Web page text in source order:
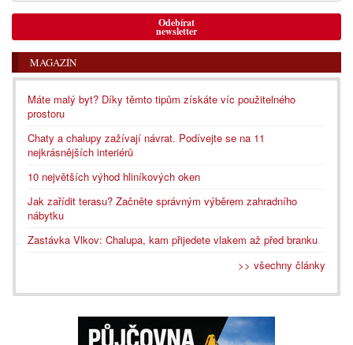
Odebírat
newsletter
MAGAZÍN
Máte malý byt? Díky těmto tipům získáte víc použitelného
prostoru
Chaty a chalupy zažívají návrat. Podívejte se na 11
nejkrásnějších interiérů
10 největších výhod hliníkových oken
Jak zařídit terasu? Začněte správným výběrem zahradního
nábytku
Zastávka Vlkov: Chalupa, kam přijedete vlakem až před branku
>> všechny články